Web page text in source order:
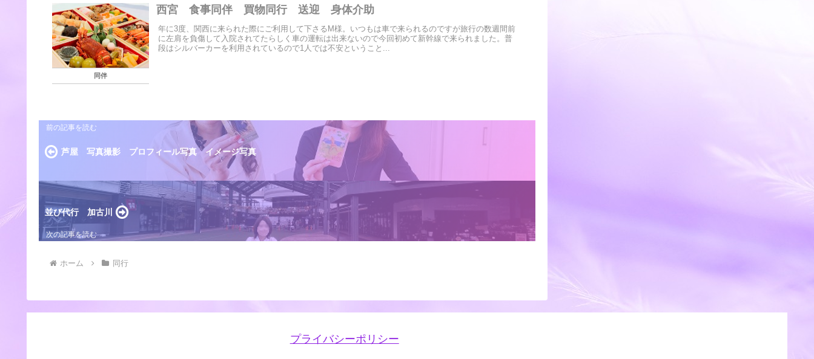
同伴
西宮 食事同伴 買物同行 送迎 身体介助
年に3度、関西に来られた際にご利用して下さるM様。いつもは車で来られるのですが旅行の数週間前
に左肩を負傷して入院されてたらしく車の運転は出来ないので今回初めて新幹線で来られました。普
段はシルバーカーを利用されているので1人では不安ということ...
芦屋 写真撮影 プロフィール写真 イメージ写真
並び代行 加古川
ホーム 同行
プライバシーポリシー